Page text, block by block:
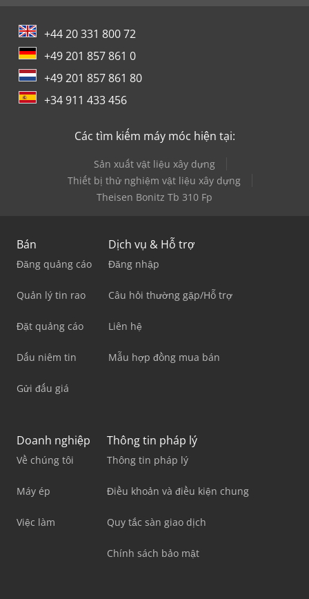
+44 20 331 800 72
+49 201 857 861 0
+49 201 857 861 80
+34 911 433 456
Các tìm kiếm máy móc hiện tại:
Sản xuất vật liệu xây dựng
Thiết bị thử nghiệm vật liệu xây dựng
Theisen Bonitz Tb 310 Fp
Bán
Đăng quảng cáo
Quản lý tin rao
Đặt quảng cáo
Dấu niêm tin
Gửi đấu giá
Dịch vụ & Hỗ trợ
Đăng nhập
Câu hỏi thường gặp/Hỗ trợ
Liên hệ
Mẫu hợp đồng mua bán
Doanh nghiệp
Về chúng tôi
Máy ép
Việc làm
Thông tin pháp lý
Thông tin pháp lý
Điều khoản và điều kiện chung
Quy tắc sàn giao dịch
Chính sách bảo mật